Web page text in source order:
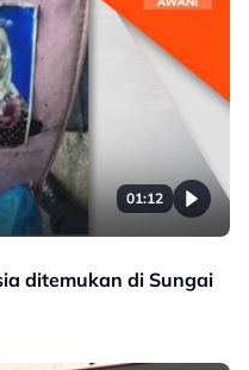
01:12
ditemukan di Sungai